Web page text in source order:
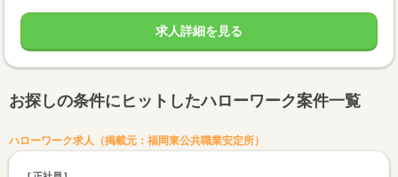
求人詳細を見る
お探しの条件にヒットしたハローワーク案件一覧
ハローワーク求人（掲載元：福岡東公共職業安定所）